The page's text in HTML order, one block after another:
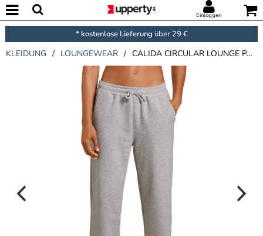
Einloggen
* kostenlose Lieferung über 29 €
KLEIDUNG / LOUNGEWEAR / CALIDA CIRCULAR LOUNGE PANTS WITH CUFFS